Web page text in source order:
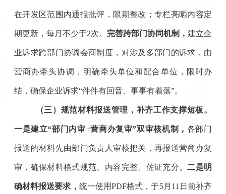
在开发区范围内通报批评，限期整改 ； 专栏亮晒内容定
期更新，每月不少于2次。 完善跨部门协同机制，建立企
业诉求跨部门协调会商制度，对涉及多部门的诉求，由
营商办牵头协调，明确牵头单位和配合单位，限时办
结，确保企业诉求“件件有回音、事事有着落”。
（三）规范材料报送管理，补齐工作支撑短板。
一是建立“部门内审+营商办复审”双审核机制， 各部门
报送的材料先由部门负责人审核把关，再报送营商办复
审，确保材料格式规范、内容完整、佐证充分。二是明
确材料报送要求， 统一使用PDF格式，于5月1 1 日前补齐